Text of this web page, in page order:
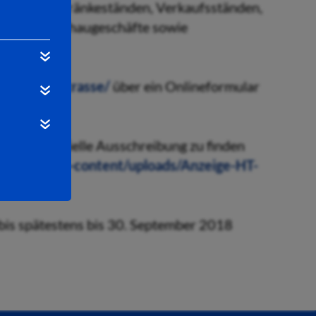
und Getränkeständen, Verkaufsständen,
und Schaugeschäfte sowie
strasse/über ein Onlineformular
die offizielle Ausschreibung zu finden
wp-content/uploads/Anzeige-HT-
spätestens bis 30. September 2018